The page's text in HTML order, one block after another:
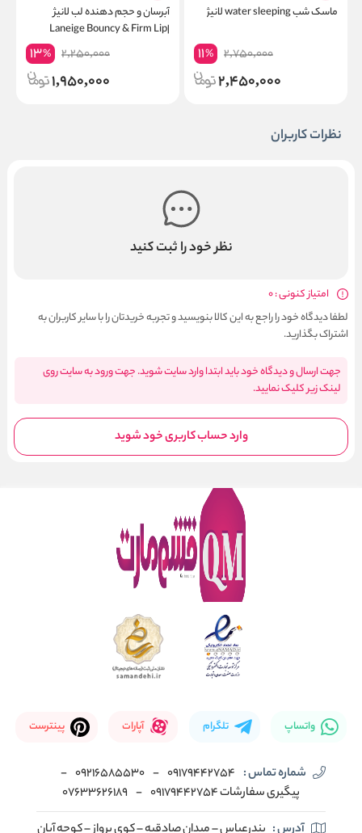
ماسک شب water sleeping لانیژ
2,750,000
11%
2,450,000
آبرسان و حجم دهنده لب لانیژ
|Laneige Bouncy & Firm Lip
2,250,000
13%
1,950,000
نظرات کاربران
نظر خود را ثبت کنید
امتیاز کنونی : 0
لطفا دیدگاه خود را راجع به این کالا بنویسید و تجربه خریدتان را با سایر کاربران به
اشتراک بگذارید.
جهت ارسال و دیدگاه خود باید ابتدا وارد سایت شوید. جهت ورود به سایت روی
لینک زیر کلیک نمایید.
وارد حساب کاربری خود شوید
واتساپ تلگرام آپارات پینترست
شماره تماس : 09179442754
-
09216585530
-
پیگیری سفارشات 09179442754
-
07633626189